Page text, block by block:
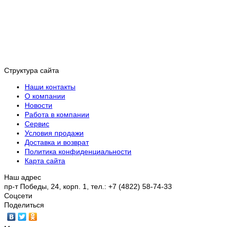
Структура сайта
Наши контакты
О компании
Новости
Работа в компании
Сервис
Условия продажи
Доставка и возврат
Политика конфиденциальности
Карта сайта
Наш адрес
пр-т Победы, 24, корп. 1, тел.: +7 (4822) 58-74-33
Соцсети
Поделиться